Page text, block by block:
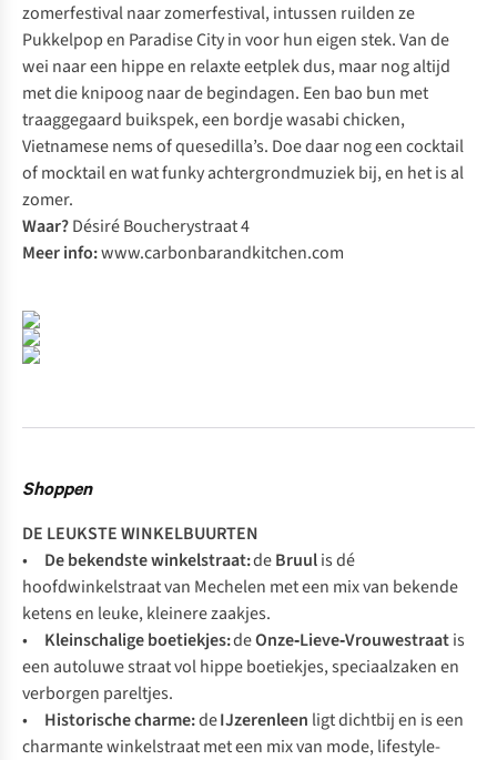
zomerfestival naar zomerfestival, intussen ruilden ze
Pukkelpop en Paradise City in voor hun eigen stek. Van de
wei naar een hippe en relaxte eetplek dus, maar nog altijd
met die knipoog naar de begindagen. Een bao bun met
traaggegaard buikspek, een bordje wasabi chicken,
Vietnamese nems of quesedilla’s. Doe daar nog een cocktail
of mocktail en wat funky achtergrondmuziek bij, en het is al
zomer.
Waar?Désiré Boucherystraat 4
Meer info:www.carbonbarandkitchen.com
Shoppen
DE LEUKSTE WINKELBUURTEN
• De bekendste winkelstraat:deBruulis dé
hoofdwinkelstraat van Mechelen met een mix van bekende
ketens en leuke, kleinere zaakjes.
• Kleinschalige boetiekjes:deOnze‑Lieve‑Vrouwestraatis
een autoluwe straat vol hippe boetiekjes, speciaalzaken en
verborgen pareltjes.
• Historische charme:deIJzerenleen ligt dichtbij en is een
charmante winkelstraat met een mix van mode, lifestyle­